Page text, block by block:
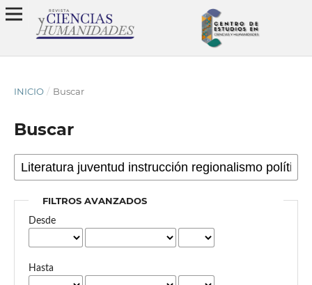
INICIO / Buscar
Buscar
FILTROS AVANZADOS
Desde
Hasta